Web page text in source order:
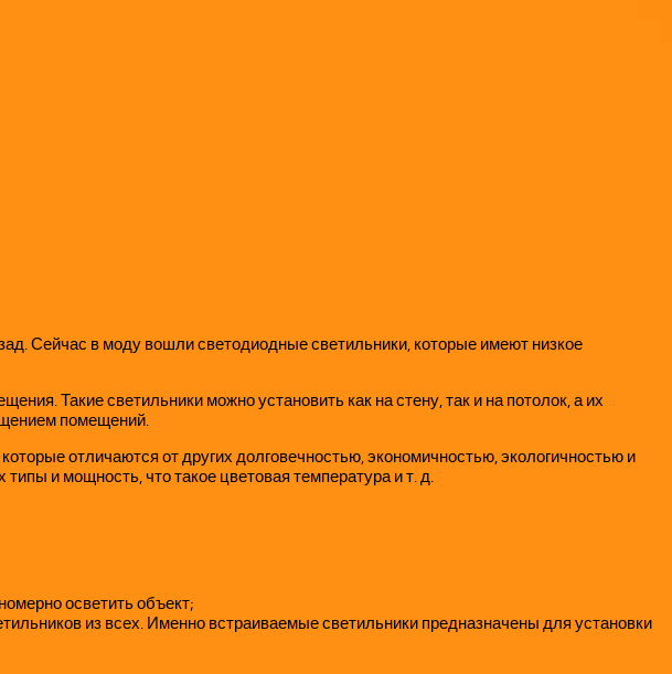
Сейчас в моду вошли светодиодные светильники, которые имеют низкое
Такие светильники можно установить как на стену, так и на потолок, а их
помещений.
отличаются от других долговечностью, экономичностью, экологичностью и
и мощность, что такое цветовая температура и т. д.
осветить объект;
из всех. Именно встраиваемые светильники предназначены для установки